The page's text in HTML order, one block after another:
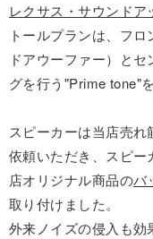
レクサス・サウンドア
トールプランは、フ
ドアウーファー）と
グを行う"Prime tone"
スピーカーは当店売
依頼いただき、スピー
店オリジナル商品のバ
取り付けました。
外来ノイズの侵入も効